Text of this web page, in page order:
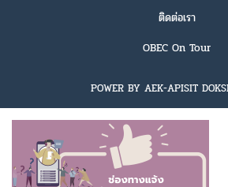
ติดต่อเรา
OBEC On Tour
POWER BY AEK-APISIT